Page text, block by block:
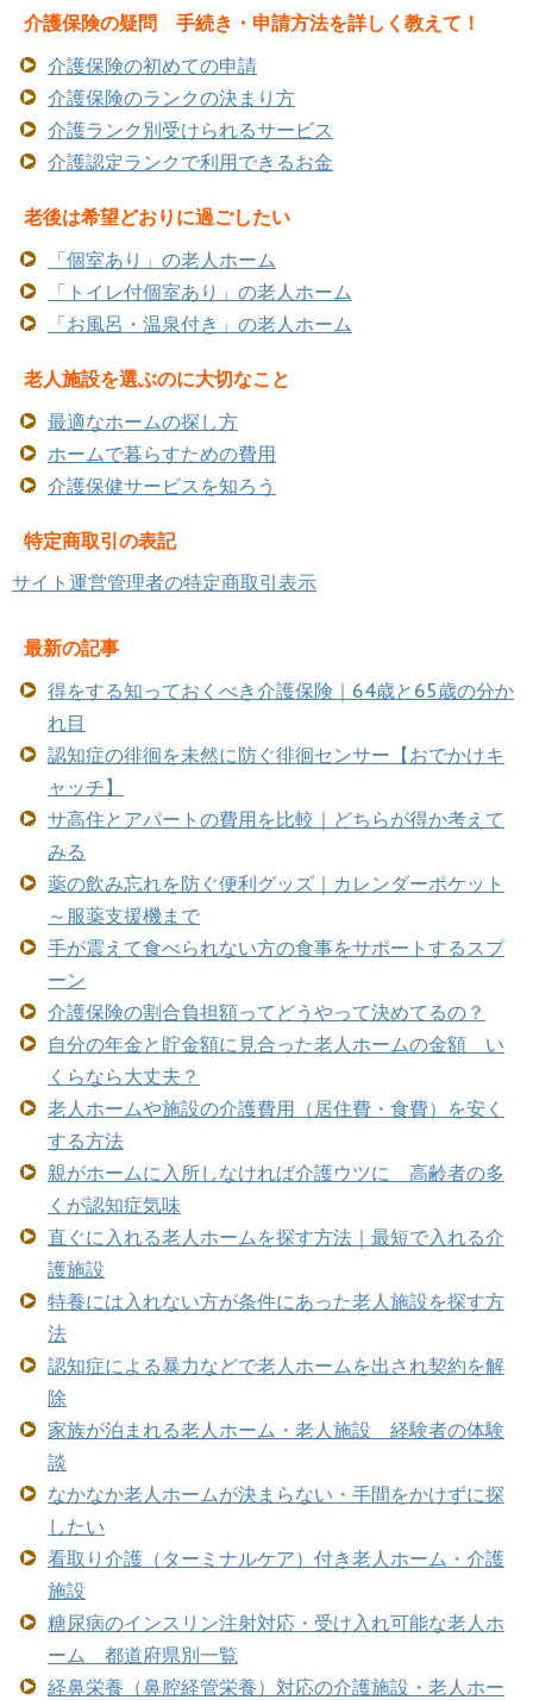
介護保険の疑問 手続き・申請方法を詳しく教えて！
介護保険の初めての申請
介護保険のランクの決まり方
介護ランク別受けられるサービス
介護認定ランクで利用できるお金
老後は希望どおりに過ごしたい
「個室あり」の老人ホーム
「トイレ付個室あり」の老人ホーム
「お風呂・温泉付き」の老人ホーム
老人施設を選ぶのに大切なこと
最適なホームの探し方
ホームで暮らすための費用
介護保健サービスを知ろう
特定商取引の表記
サイト運営管理者の特定商取引表示
最新の記事
得をする知っておくべき介護保険｜64歳と65歳の分か
れ目
認知症の徘徊を未然に防ぐ徘徊センサー【おでかけキ
ャッチ】
サ高住とアパートの費用を比較｜どちらが得か考えて
みる
薬の飲み忘れを防ぐ便利グッズ｜カレンダーポケット
～服薬支援機まで
手が震えて食べられない方の食事をサポートするスプ
ーン
介護保険の割合負担額ってどうやって決めてるの？
自分の年金と貯金額に見合った老人ホームの金額 い
くらなら大丈夫？
老人ホームや施設の介護費用（居住費・食費）を安く
する方法
親がホームに入所しなければ介護ウツに 高齢者の多
くが認知症気味
直ぐに入れる老人ホームを探す方法｜最短で入れる介
護施設
特養には入れない方が条件にあった老人施設を探す方
法
認知症による暴力などで老人ホームを出され契約を解
除
家族が泊まれる老人ホーム・老人施設 経験者の体験
談
なかなか老人ホームが決まらない・手間をかけずに探
したい
看取り介護（ターミナルケア）付き老人ホーム・介護
施設
糖尿病のインスリン注射対応・受け入れ可能な老人ホ
ーム 都道府県別一覧
経鼻栄養（鼻腔経管栄養）対応の介護施設・老人ホー